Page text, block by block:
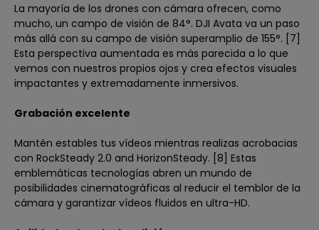
La mayoría de los drones con cámara ofrecen, como
mucho, un campo de visión de 84°. DJI Avata va un paso
más allá con su campo de visión superamplio de 155°. [7]
Esta perspectiva aumentada es más parecida a lo que
vemos con nuestros propios ojos y crea efectos visuales
impactantes y extremadamente inmersivos.
Grabación excelente
Mantén estables tus vídeos mientras realizas acrobacias
con RockSteady 2.0 and HorizonSteady. [8] Estas
emblemáticas tecnologías abren un mundo de
posibilidades cinematográficas al reducir el temblor de la
cámara y garantizar vídeos fluidos en ultra-HD.